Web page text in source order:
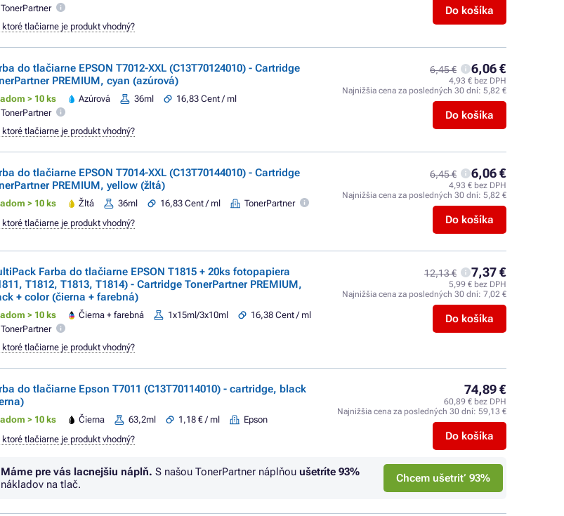
TonerPartner
Do košíka
ktoré tlačiarne je produkt vhodný?
do tlačiarne EPSON T7012-XXL (C13T70124010) - Cartridge
PREMIUM, cyan (azúrová)
> 10 ks Azúrová 36ml
16,83 Cent / ml
TonerPartner
6,45 € 6,06 €
4,93 € bez DPH
Najnižšia cena za posledných 30 dní: 5,82 €
Do košíka
ktoré tlačiarne je produkt vhodný?
do tlačiarne EPSON T7014-XXL (C13T70144010) - Cartridge
PREMIUM, yellow (žltá)
> 10 ks Žltá 36ml 16,83 Cent / ml TonerPartner
6,45 € 6,06 €
4,93 € bez DPH
Najnižšia cena za posledných 30 dní: 5,82 €
Do košíka
ktoré tlačiarne je produkt vhodný?
Farba do tlačiarne EPSON T1815 + 20ks fotopapiera
T1812, T1813, T1814) - Cartridge TonerPartner PREMIUM,
+ color (čierna + farebná)
> 10 ks Čierna + farebná 1x15ml/3x10ml
16,38 Cent / ml
TonerPartner
12,13 € 7,37 €
5,99 € bez DPH
Najnižšia cena za posledných 30 dní: 7,02 €
Do košíka
ktoré tlačiarne je produkt vhodný?
do tlačiarne Epson T7011 (C13T70114010) - cartridge, black
> 10 ks Čierna 63,2ml 1,18 € / ml Epson
74,89 €
60,89 € bez DPH
Najnižšia cena za posledných 30 dní: 59,13 €
Do košíka
ktoré tlačiarne je produkt vhodný?
Máme pre vás lacnejšiu náplň. S našou TonerPartner náplňou ušetríte 93%
nákladov na tlač.
Chcem ušetriť 93%